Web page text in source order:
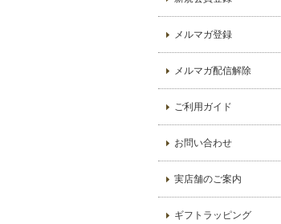
メルマガ登録
メルマガ配信解除
ご利用ガイド
お問い合わせ
実店舗のご案内
ギフトラッピング